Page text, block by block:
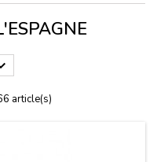
article(s)